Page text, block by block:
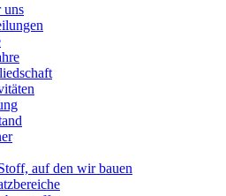
uns
auf den wir bauen